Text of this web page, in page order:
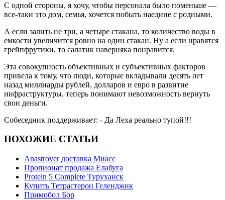
С одной стороны, я хочу, чтобы персонала было поменьше —
все-таки это дом, семья, хочется побыть наедине с родными.
А если залить не три, а четыре стакана, то количество воды в
емкости увеличится ровно на один стакан. Ну а если нравятся
грейпфрутики, то салатик наверняка понравится.
Эта совокупность объективных и субъективных факторов
привела к тому, что люди, которые вкладывали десять лет
назад миллиарды рублей, долларов и евро в развитие
инфраструктуры, теперь понимают невозможность вернуть
свои деньги.
Собеседник поддерживает: - Да Леха реально тупой!!!
ПОХОЖИЕ СТАТЬИ
Anastrover доставка Миасс
Пропионат продажа Елабуга
Protein 5 Complete Туруханск
Купить Тетрастерон Геленджик
Примобол Бор